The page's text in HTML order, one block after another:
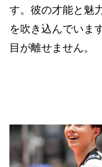
す。彼の才能と魅
を吹き込んでいま
目が離せません。